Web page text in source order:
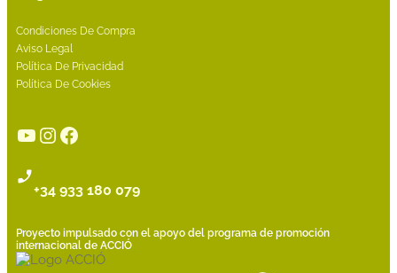
Condiciones De Compra
Aviso Legal
Política De Privacidad
Política De Cookies
YouTube
Instagram
Facebook
+34 933 180 079
Proyecto impulsado con el apoyo del programa de promoción
internacional de ACCIÓ